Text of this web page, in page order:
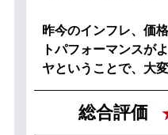
昨今のインフレ、価
トパフォーマンスが
ヤということで、大
総合評価